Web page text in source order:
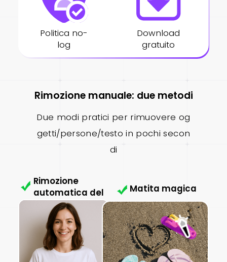
Politica no-
log
Download
gratuito
Rimozione manuale: due metodi
Due modi pratici per rimuovere og
getti/persone/testo in pochi secon
di
Rimozione
automatica del
testo
Matita magica